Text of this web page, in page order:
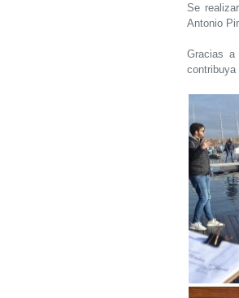
Se
Antonio
Gracias a
contribuya